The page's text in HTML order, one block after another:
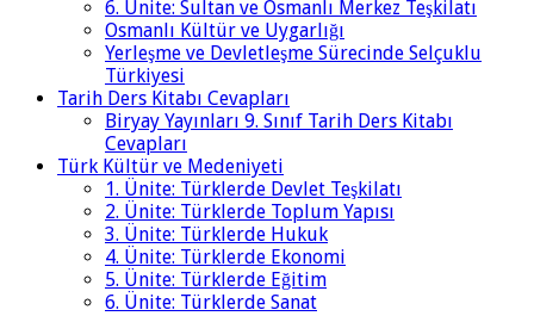
6. Ünite: Sultan ve Osmanlı Merkez Teşkilatı
Osmanlı Kültür ve Uygarlığı
Yerleşme ve Devletleşme Sürecinde Selçuklu
Türkiyesi
Tarih Ders Kitabı Cevapları
Biryay Yayınları 9. Sınıf Tarih Ders Kitabı
Cevapları
Türk Kültür ve Medeniyeti
1. Ünite: Türklerde Devlet Teşkilatı
2. Ünite: Türklerde Toplum Yapısı
3. Ünite: Türklerde Hukuk
4. Ünite: Türklerde Ekonomi
5. Ünite: Türklerde Eğitim
6. Ünite: Türklerde Sanat